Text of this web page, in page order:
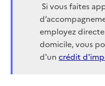
Si vous faites
employez
domicile, vous
d'uncrédit